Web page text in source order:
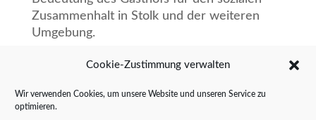
Cookie-Zustimmung verwalten
Wir verwenden Cookies, um unsere Website und unseren Service zu
optimieren.
Zusammenhalt in Stolk und der weiteren
Umgebung.